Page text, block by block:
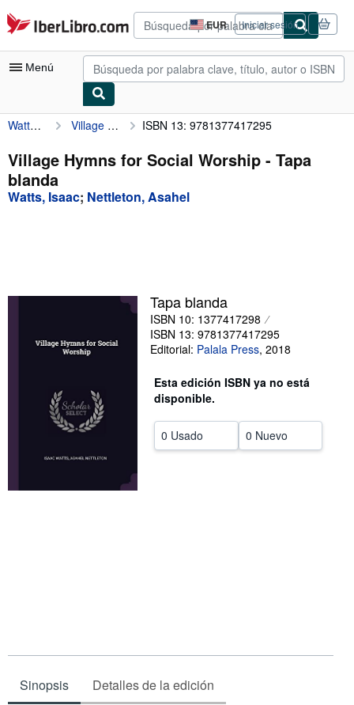
Pasar al contenido principal
IberLibro.com EUR
Preferencias
de
compra
del
Iniciar sesión
Menú
Mi cuenta
Consultar mis pedidos
Búsqueda avanzada
Vendedores
Ayuda
CERRAR
Watts, Isaac Village Hymns for Social Worship ISBN 13: 9781377417295
Village Hymns for Social Worship - Tapa
blanda
Watts, Isaac; Nettleton, Asahel
Tapa blanda
ISBN 10: 1377417298
ISBN 13: 9781377417295
Editorial: Palala Press, 2018
Esta edición ISBN ya no está
disponible.
0 Usado 0 Nuevo
Sinopsis Detalles de la edición